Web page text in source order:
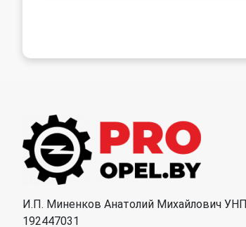
И.П. Миненков Анатолий Михайлович УНП
192447031